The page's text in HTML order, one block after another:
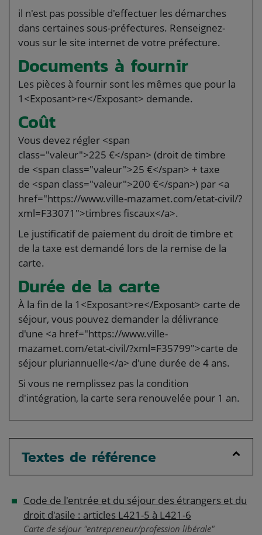
il n'est pas possible d'effectuer les démarches
dans certaines sous-préfectures. Renseignez-
vous sur le site internet de votre préfecture.
Documents à fournir
Les pièces à fournir sont les mêmes que pour la
1<Exposant>re</Exposant> demande.
Coût
Vous devez régler <span
class="valeur">225 €</span> (droit de timbre
de <span class="valeur">25 €</span> + taxe
de <span class="valeur">200 €</span>) par <a
href="https://www.ville-mazamet.com/etat-civil/?
xml=F33071">timbres fiscaux</a>.
Le justificatif de paiement du droit de timbre et
de la taxe est demandé lors de la remise de la
carte.
Durée de la carte
À la fin de la 1<Exposant>re</Exposant> carte de
séjour, vous pouvez demander la délivrance
d'une <a href="https://www.ville-
mazamet.com/etat-civil/?xml=F35799">carte de
séjour pluriannuelle</a> d'une durée de 4 ans.
Si vous ne remplissez pas la condition
d'intégration, la carte sera renouvelée pour 1 an.
Textes de référence
Code de l'entrée et du séjour des étrangers et du
droit d'asile : articles L421-5 à L421-6
Carte de séjour "entrepreneur/profession libérale"